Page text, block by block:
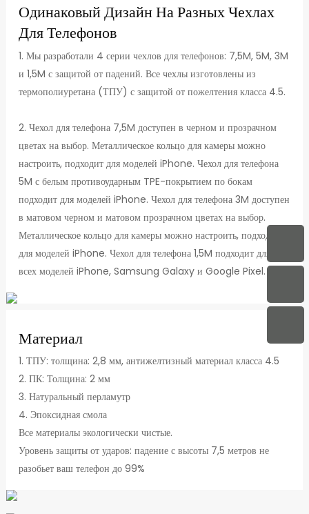
Одинаковый Дизайн На Разных Чехлах
Для Телефонов
1. Мы разработали 4 серии чехлов для телефонов: 7,5M, 5M, 3M
и 1,5M с защитой от падений. Все чехлы изготовлены из
термополиуретана (ТПУ) с защитой от пожелтения класса 4.5.
2. Чехол для телефона 7,5M доступен в черном и прозрачном
цветах на выбор. Металлическое кольцо для камеры можно
настроить, подходит для моделей iPhone. Чехол для телефона
5M с белым противоударным TPE-покрытием по бокам
подходит для моделей iPhone. Чехол для телефона 3M доступен
в матовом черном и матовом прозрачном цветах на выбор.
Металлическое кольцо для камеры можно настроить, подходит
для моделей iPhone. Чехол для телефона 1,5M подходит для
всех моделей iPhone, Samsung Galaxy и Google Pixel.
Материал
1. ТПУ: толщина: 2,8 мм, антижелтизный материал класса 4.5
2. ПК: Толщина: 2 мм
3. Натуральный перламутр
4. Эпоксидная смола
Все материалы экологически чистые.
Уровень защиты от ударов: падение с высоты 7,5 метров не
разобьет ваш телефон до 99%